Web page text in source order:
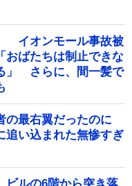
イオンモール事故被
ばたちは制止できな
」 さらに、間一髪で
の最右翼だったのに
追い込まれた無惨すぎ